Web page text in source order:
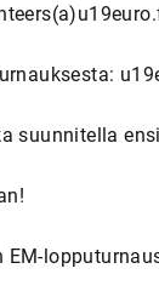
suunnitella
EM-